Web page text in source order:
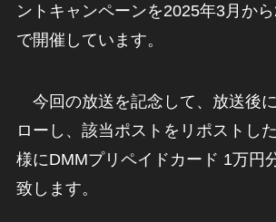
ントキャンペーンを2025年3月か
で開催しています。
今回の放送を記念して、放送後
ローし、該当ポストをリポストし
様にDMMプリペイドカード 1万円
致します。